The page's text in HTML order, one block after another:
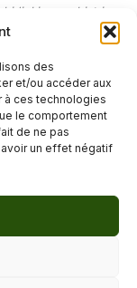
des
et/ou accéder aux
à ces technologies
le comportement
de ne pas
un effet négatif
in psychiatric
Society B,
CBD.
Article suivant→